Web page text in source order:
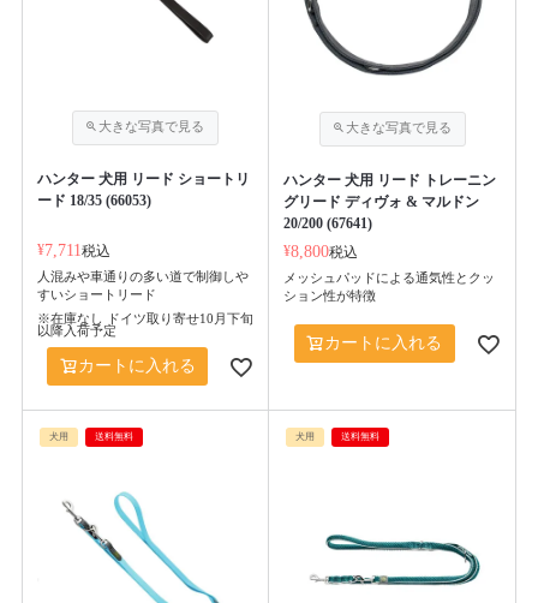
ハンター 犬用 リード ショートリ
ード 18/35 (66053)
¥7,711税込
人混みや車通りの多い道で制御しや
すいショートリード
※在庫なし ドイツ取り寄せ10月下旬
以降入荷予定
カートに入れる
ハンター 犬用 リード トレーニン
グリード ディヴォ & マルドン
20/200 (67641)
¥8,800税込
メッシュパッドによる通気性とクッ
ション性が特徴
カートに入れる
犬用 送料無料 犬用 送料無料